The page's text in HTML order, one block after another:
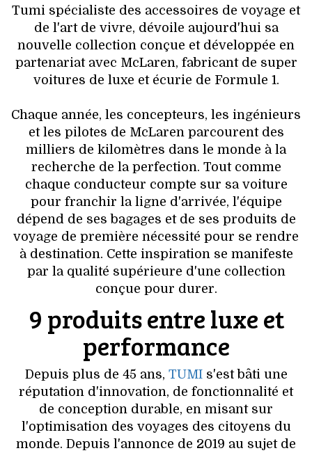
MODE DE RUE
JEUNES CRÉATEURS
HISTOIRE DES MARQUES
DÉCO
VOYAGES & LOISIRS
Tumi spécialiste des accessoires de voyage et
de l'art de vivre, dévoile aujourd'hui sa
nouvelle collection conçue et développée en
partenariat avec McLaren, fabricant de super
voitures de luxe et écurie de Formule 1.
Chaque année, les concepteurs, les ingénieurs
et les pilotes de McLaren parcourent des
milliers de kilomètres dans le monde à la
recherche de la perfection. Tout comme
chaque conducteur compte sur sa voiture
pour franchir la ligne d'arrivée, l'équipe
dépend de ses bagages et de ses produits de
voyage de première nécessité pour se rendre
à destination. Cette inspiration se manifeste
par la qualité supérieure d'une collection
conçue pour durer.
9 produits entre luxe et
performance
Depuis plus de 45 ans, TUMIs'est bâti une
réputation d'innovation, de fonctionnalité et
de conception durable, en misant sur
l'optimisation des voyages des citoyens du
monde. Depuis l'annonce de 2019 au sujet de